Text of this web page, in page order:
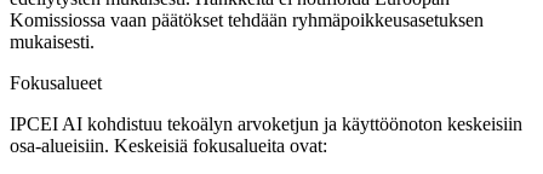
Komissiossa vaan päätökset tehdään ryhmäpoikkeusasetuksen
mukaisesti.
Fokusalueet
IPCEI AI kohdistuu tekoälyn arvoketjun ja käyttöönoton keskeisiin
osa-alueisiin. Keskeisiä fokusalueita ovat: